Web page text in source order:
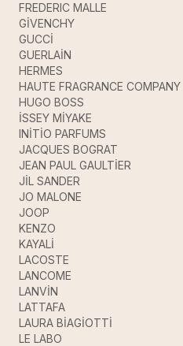
FREDERIC MALLE
GİVENCHY
GUCCİ
GUERLAİN
HERMES
HAUTE FRAGRANCE COMPANY
HUGO BOSS
İSSEY MİYAKE
INİTİO PARFUMS
JACQUES BOGRAT
JEAN PAUL GAULTİER
JİL SANDER
JO MALONE
JOOP
KENZO
KAYALİ
LACOSTE
LANCOME
LANVİN
LATTAFA
LAURA BİAGİOTTİ
LE LABO